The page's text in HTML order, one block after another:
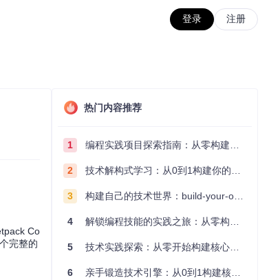
登录 注册
Co
完整的
热门内容推荐
1 编程实践项目探索指南：从零构建技术能力体系
2 技术解构式学习：从0到1构建你的编程知识体系
3 构建自己的技术世界：build-your-own-x项目的实践探索指南
4 解锁编程技能的实践之旅：从零构建你的技术世界
5 技术实践探索：从零开始构建核心系统的实践指南
6 亲手锻造技术引擎：从0到1构建核心系统的实践指南